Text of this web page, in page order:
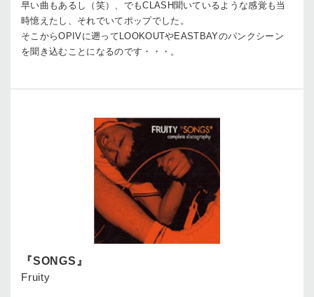
早い曲もあるし（笑）、でもCLASH聞いているような感覚も当
時憶えたし、それでいてポップでした。
そこからOPIVに遡ってLOOKOUTやEASTBAYのパンクシーン
を聞き込むことになるのです・・・。
『SONGS』
Fruity